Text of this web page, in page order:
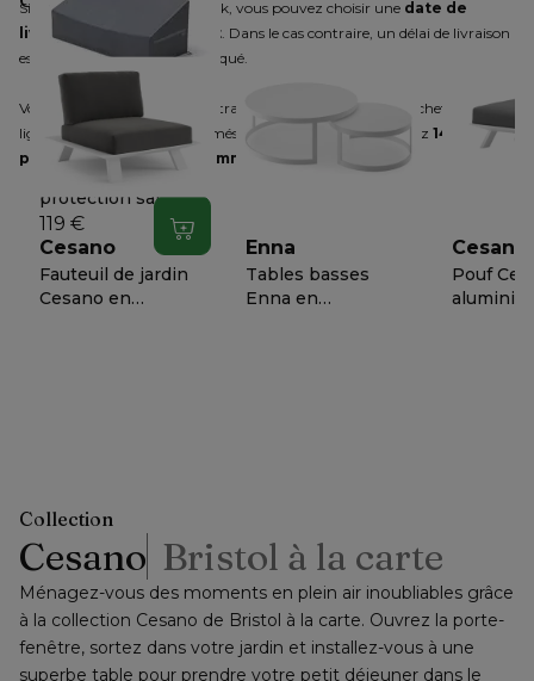
Si tous les articles sont en stock, vous pouvez choisir une date de
livraison immédiatement. Dans le cas contraire, un délai de livraison
estimatif vous sera communiqué.
Vous disposez d'un droit de rétractation pour les produits achetés en
ligne. Après nous avoir informés de votre décision, vous avez 14 jours
pour retourner votre commande .
Cesano
Housse de
protection salon de
jardin Cesano 2-pl -
L 187 cm x Larg 96
cm x H 70 cm
Dans le panier
119 €
Cesano
Fauteuil de jardin
Cesano en
Enna
Tables basses
Enna en
Cesano
Pouf
Collection
Cesano Bristol à la carte
Ménagez-vous des moments en plein air inoubliables grâce
à la collection Cesano de Bristol à la carte. Ouvrez la porte-
fenêtre, sortez dans votre jardin et installez-vous à une
superbe table pour prendre votre petit déjeuner dans le